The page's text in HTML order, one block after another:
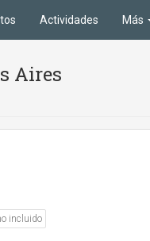
Actividades Más
Aires
incluido